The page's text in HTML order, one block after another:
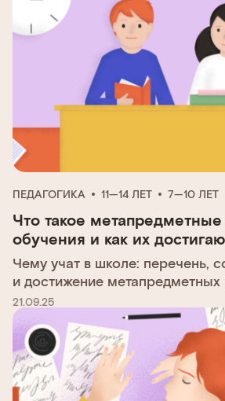
ПЕДАГОГИКА 11—14 ЛЕТ 7—10 ЛЕТ
Что такое метапредметные
обучения и как их
Чему учат в школе: перечень,
и достижение метапредметных
21.09.25